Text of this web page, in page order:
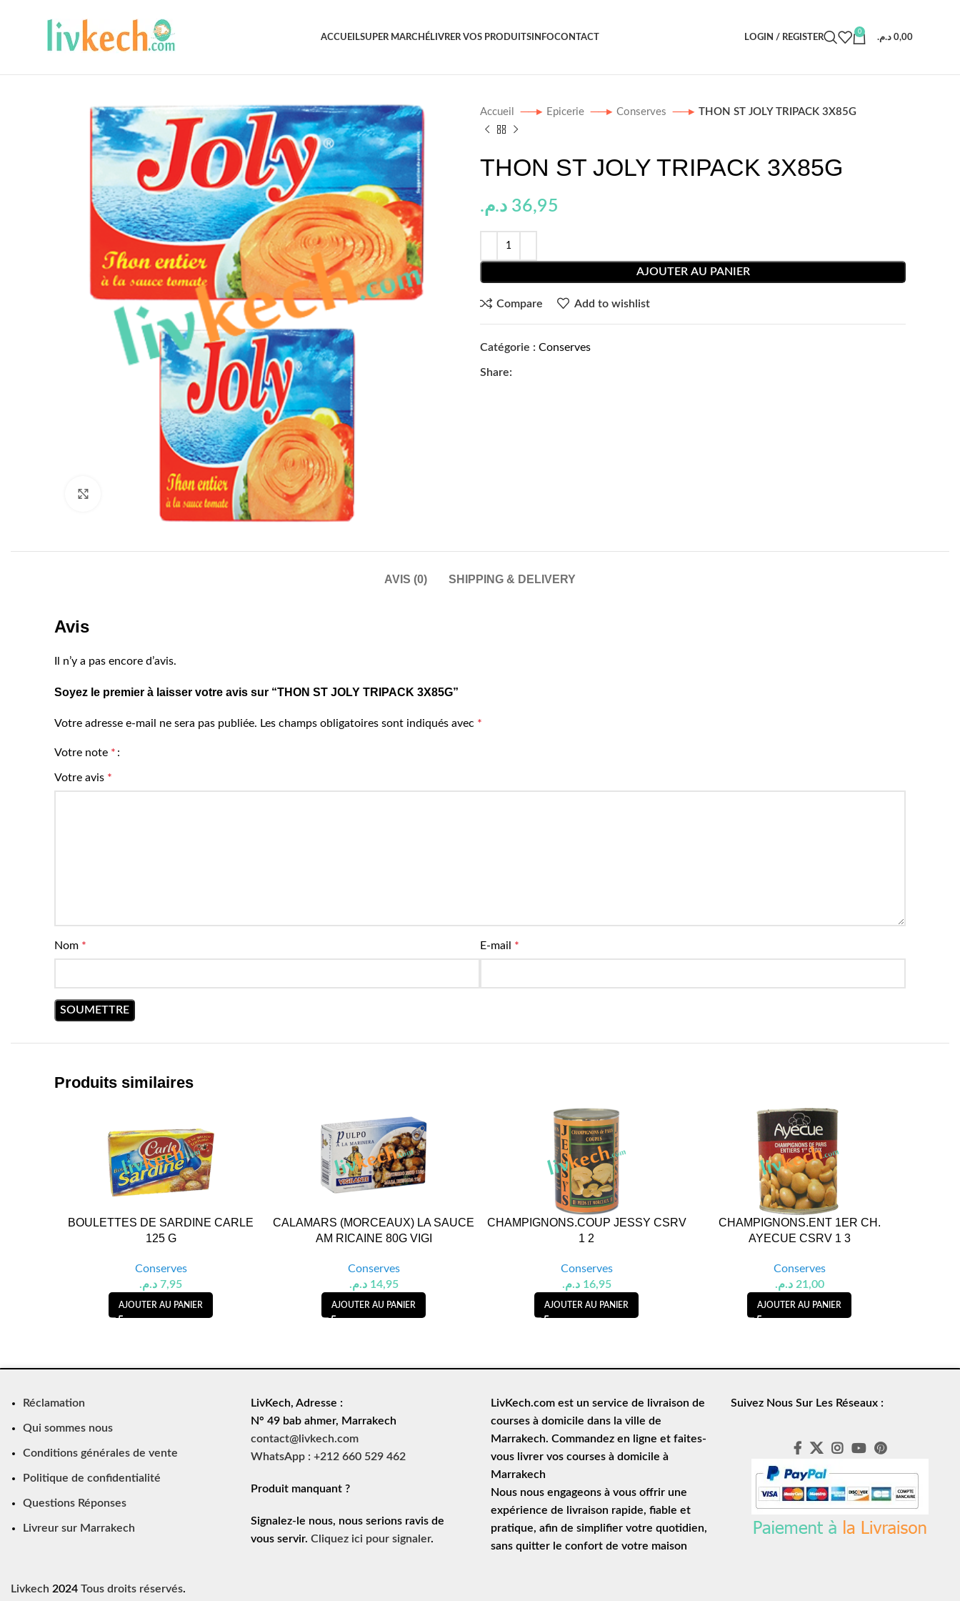
ACCUEILSUPER MARCHÉ LIVRER VOS PRODUITS INFOCONTACT LOGIN / REGISTER
0
0,00 د.م.
Accueil Epicerie Conserves THON ST JOLY TRIPACK 3X85G
THON ST JOLY TRIPACK 3X85G
36,95 د.م.
AJOUTER AU PANIER
Compare Add to wishlist
Catégorie : Conserves
Share:
AVIS (0) SHIPPING & DELIVERY
Avis
Il n’y a pas encore d’avis.
Soyez le premier à laisser votre avis sur “THON ST JOLY TRIPACK 3X85G”
Votre adresse e-mail ne sera pas publiée. Les champs obligatoires sont indiqués avec *
Votre note *
Votre avis *
Nom * E-mail *
Produits similaires
BOULETTES DE SARDINE CARLE
125 G
Conserves
7,95 د.م.
AJOUTER AU PANIER
CALAMARS (MORCEAUX) LA SAUCE
AM RICAINE 80G VIGI
Conserves
14,95 د.م.
AJOUTER AU PANIER
CHAMPIGNONS.COUP JESSY CSRV
1 2
Conserves
16,95 د.م.
AJOUTER AU PANIER
CHAMPIGNONS.ENT 1ER CH.
AYECUE CSRV 1 3
Conserves
21,00 د.م.
AJOUTER AU PANIER
Réclamation
Qui sommes nous
Conditions générales de vente
Politique de confidentialité
Questions Réponses
Livreur sur Marrakech
LivKech, Adresse :
N° 49 bab ahmer, Marrakech
contact@livkech.com
WhatsApp : +212 660 529 462
Produit manquant ?
Signalez-le nous, nous serions ravis de
vous servir. Cliquez ici pour signaler.
LivKech.com est un service de
livraison de
courses à domicile dans la ville de
Marrakech. Commandez en ligne et faites-
vous livrer vos courses à domicile à
Marrakech
Nous nous engageons à vous offrir une
expérience de
livraison rapide, fiable et
pratique, afin de simplifier votre quotidien,
sans quitter le confort de votre maison
Suivez Nous Sur Les Réseaux :
Livkech 2024Tous droits réservés.